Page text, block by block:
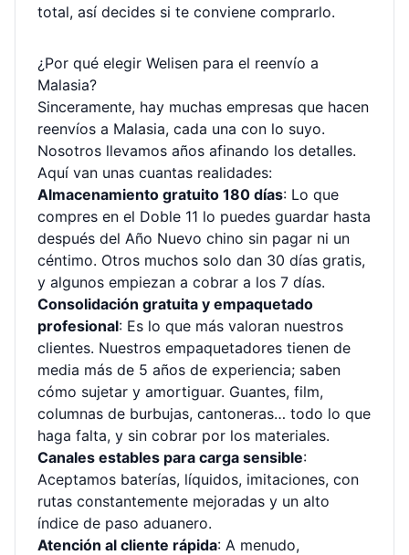
total, así decides si te conviene comprarlo.
¿Por qué elegir Welisen para el reenvío a
Malasia?
Sinceramente, hay muchas empresas que hacen
reenvíos a Malasia, cada una con lo suyo.
Nosotros llevamos años afinando los detalles.
Aquí van unas cuantas realidades:
Almacenamiento gratuito 180 días: Lo que
compres en el Doble 11 lo puedes guardar hasta
después del Año Nuevo chino sin pagar ni un
céntimo. Otros muchos solo dan 30 días gratis,
y algunos empiezan a cobrar a los 7 días.
Consolidación gratuita y empaquetado
profesional: Es lo que más valoran nuestros
clientes. Nuestros empaquetadores tienen de
media más de 5 años de experiencia; saben
cómo sujetar y amortiguar. Guantes, film,
columnas de burbujas, cantoneras… todo lo que
haga falta, y sin cobrar por los materiales.
Canales estables para carga sensible:
Aceptamos baterías, líquidos, imitaciones, con
rutas constantemente mejoradas y un alto
índice de paso aduanero.
Atención al cliente rápida: A menudo,